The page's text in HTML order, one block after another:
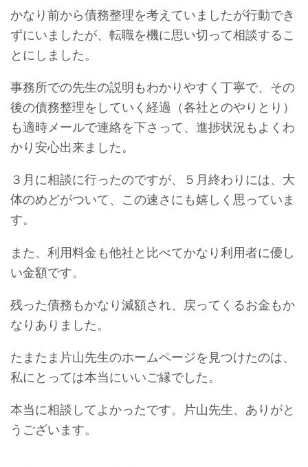
かなり前から債務整理を考えていましたが行動でき
ずにいましたが、転職を機に思い切って相談するこ
とにしました。
事務所での先生の説明もわかりやすく丁寧で、その
後の債務整理をしていく経過（各社とのやりとり）
も適時メールで連絡を下さって、進捗状況もよくわ
かり安心出来ました。
３月に相談に行ったのですが、５月終わりには、大
体のめどがついて、この速さにも嬉しく思っていま
す。
また、利用料金も他社と比べてかなり利用者に優し
い金額です。
残った債務もかなり減額され、戻ってくるお金もか
なりありました。
たまたま片山先生のホームページを見つけたのは、
私にとっては本当にいいご縁でした。
本当に相談してよかったです。片山先生、ありがと
うございます。